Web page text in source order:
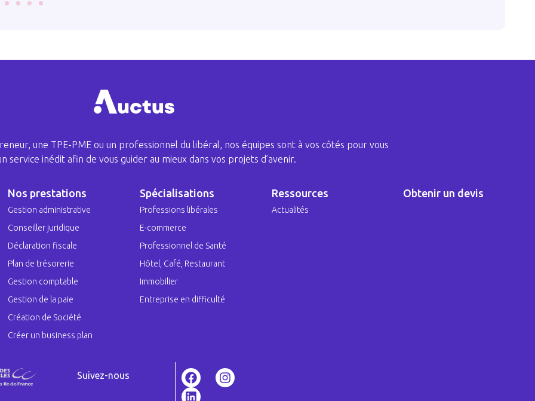
une TPE-PME ou un professionnel du libéral, nos équipes sont à vos côtés pour vous
service inédit afin de vous guider au mieux dans vos projets d’avenir.
Nos prestations
Gestion administrative
Conseiller juridique
Déclaration fiscale
Plan de trésorerie
Gestion comptable
Gestion de la paie
Création de Société
Créer un business plan
Spécialisations
Professions libérales
E-commerce
Professionnel de Santé
Hôtel, Café, Restaurant
Immobilier
Entreprise en difficulté
Ressources
Actualités
Obtenir un devis
Suivez-nous